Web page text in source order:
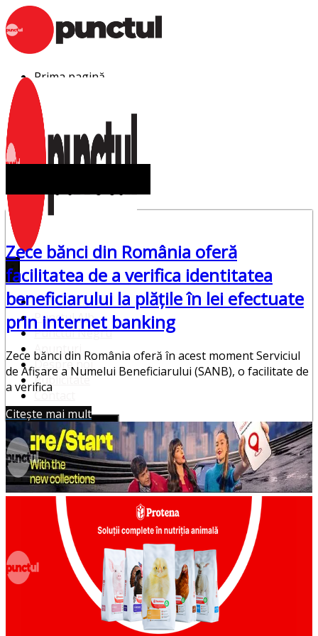
Sari
la
conținut
Prima pagină
Punctul Alb
Punctul Negru
Anunturi
Despre noi
Publicitate
Prima pagină
Punctul Alb
Punctul Negru
Anunturi
Despre noi
Publicitate
Contact
Zece bănci din România oferă
facilitatea de a verifica identitatea
beneficiarului la plățile în lei efectuate
prin internet banking
Zece bănci din România oferă în acest moment Serviciul
de Afișare a Numelui Beneficiarului (SANB), o facilitate de
a verifica
Citește mai mult